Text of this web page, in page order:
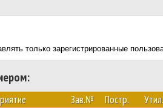
только зарегистрированные
Зав.№ Постр. Утил.